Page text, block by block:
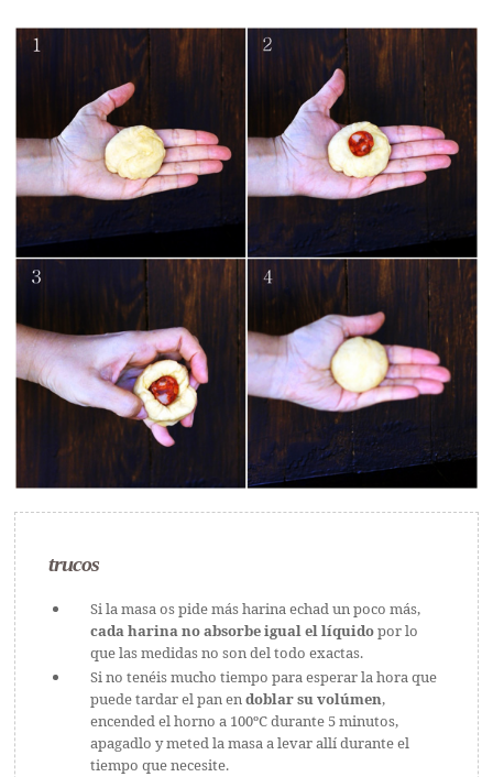
trucos
Si la masa os pide más harina echad un poco más,
cada harina no absorbe igual el líquidopor lo
que las medidas no son del todo exactas.
Si no tenéis mucho tiempo para esperar la hora que
puede tardar el pan endoblar su volúmen,
encended el horno a 100ºC durante 5 minutos,
apagadlo y meted la masa a levar allí durante el
tiempo que necesite.